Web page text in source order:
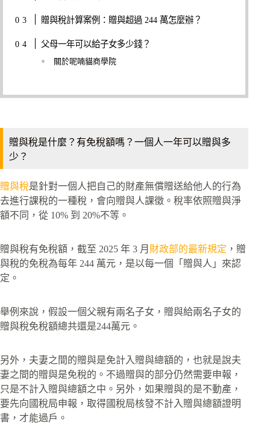
贈與稅計算案例：贈與超過 244 萬怎麼辦？
父母一年可以給子女多少錢？
關於呢喃貓商學院
贈與稅是什麼？有免稅額嗎？一個人一年可以贈與多
少？
贈與稅是針對一個人把自己的財產無償贈送給他人的行為
去進行課稅的一種稅，會向贈與人課徵。稅率依照贈與淨
額不同，從 10% 到 20%不等。
贈與稅有免稅額，截至 2025 年 3 月 財政部的最新規定 ，贈
與稅的免稅為每年 244 萬元，是以每一個「贈與人」來認
定。
舉例來說，假設一個父親有兩名子女，贈與給兩名子女的
贈與稅免稅額總共還是244萬元。
另外，夫妻之間的贈與是免計入贈與總額的，也就是說夫
妻之間的贈與是免稅的。不過贈與的部分仍然需要申報，
只是不計入贈與總額之中。另外，如果贈與的是不動產，
要先向國稅局申報，取得國稅局核發不計入贈與總額證明
書，才能過戶。